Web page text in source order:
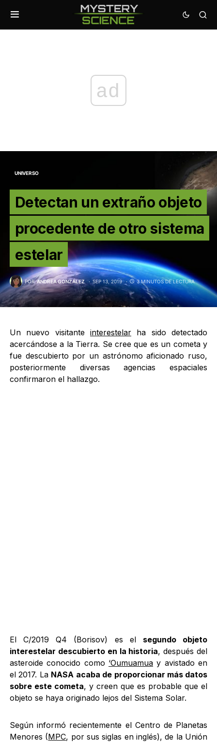
ad
UNIVERSO
Detectan un extraño objeto
procedente de otro sistema
estelar
POR ANDREA GONZÁLEZ SEP 13, 2019 3 MINUTOS DE LECTURA
Un nuevo visitante interestelar ha sido detectado
acercándose a la Tierra. Se cree que es un cometa y
fue descubierto por un astrónomo aficionado ruso,
posteriormente diversas agencias espaciales
confirmaron el hallazgo.
El C/2019 Q4 (Borisov) es el segundo objeto
interestelar descubierto en la historia, después del
asteroide conocido como ‘Oumuamua y avistado en
el 2017. La NASA acaba de proporcionar más datos
sobre este cometa, y creen que es probable que el
objeto se haya originado lejos del Sistema Solar.
Según informó recientemente el Centro de Planetas
Menores (MPC, por sus siglas en inglés), de la Unión